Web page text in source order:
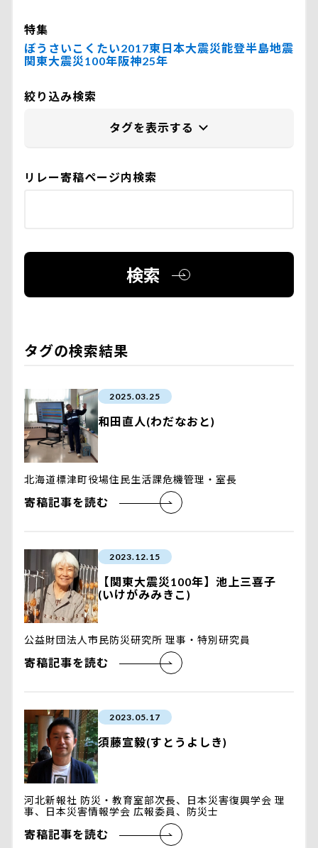
特集
ぼうさいこくたい2017東日本大震災能登半島地震
関東大震災100年阪神25年
絞り込み検索
リレー寄稿ページ内検索
検索
タグの検索結果
2025.03.25
和田直人(わだなおと)
北海道標津町役場住民生活課危機管理・室長
寄稿記事を読む
2023.12.15
【関東大震災100年】池上三喜子
(いけがみみきこ)
公益財団法人市民防災研究所 理事・特別研究員
寄稿記事を読む
2023.05.17
須藤宣毅(すとうよしき)
河北新報社 防災・教育室部次長、日本災害復興学会 理
事、日本災害情報学会 広報委員、防災士
寄稿記事を読む